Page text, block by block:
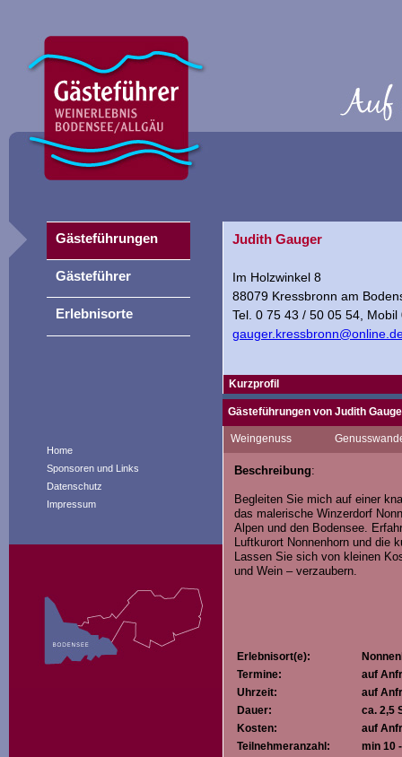
Home
Sponsoren und Links
Datenschutz
Impressum
Judith Gauger
Im Holzwinkel 8
88079 Kressbronn am
Tel. 0 75 43 / 50 05 54,
Kurzprofil
Steiermark in Österreich. Schon
mich darauf Ihnen meine
Gästeführungen von Judith
Weingenuss
Beschreibung:
Begleiten Sie mich auf einer
das malerische Winzerdorf
Alpen und den Bodensee.
Luftkurort Nonnenhorn und die
Lassen Sie sich von kleinen
und Wein – verzaubern.
Erlebnisort(e):
Termine:
auf
Uhrzeit:
auf
Dauer:
ca. 2,5
Kosten:
auf
Teilnehmeranzahl:
min 10
Gästeführungen
Gästeführer
Erlebnisorte